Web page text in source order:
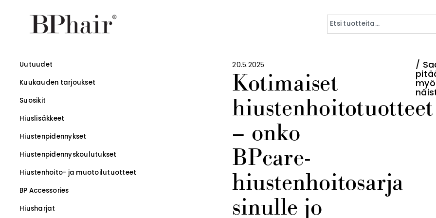
Uutuudet
Kuukauden tarjoukset
Suosikit
Hiuslisäkkeet
Hiustenpidennykset
Hiustenpidennys­koulutukset
–
Hiustenhoito- ja muotoilutuotteet
BP Accessories
Hiusharjat
20.5.2025
Kotimaiset
hiustenhoitotuotteet
– onko
BPcare-
hiustenhoitosarja
sinulle jo